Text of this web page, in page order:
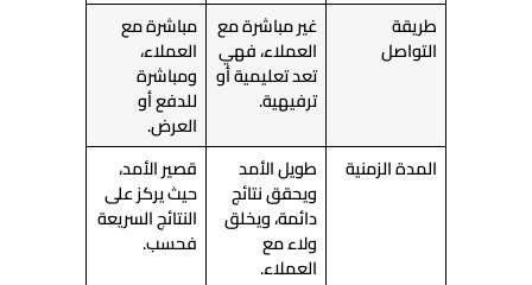
طريقة
التواصل
غير مباشرة مع
العملاء، فهي
تعد تعليمية أو
ترفيهية.
مباشرة مع
العملاء،
ومباشرة
للدفع أو
العرض.
المدة الزمنية
طويل الأمد
ويحقق نتائج
دائمة، ويخلق
ولاء مع
العملاء.
قصير الأمد،
حيث يركز على
النتائج السريعة
فحسب.